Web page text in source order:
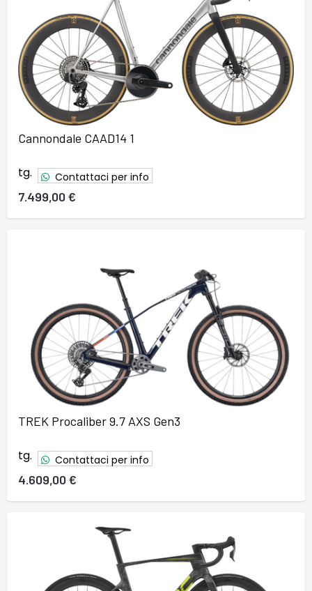
Cannondale CAAD14 1
tg. Contattaci per info
7.499,00 €
TREK Procaliber 9.7 AXS Gen3
tg. Contattaci per info
4.609,00 €
41 42 43 44